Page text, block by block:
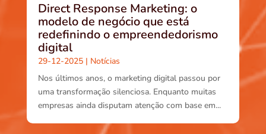
Direct Response Marketing: o
modelo de negócio que está
redefinindo o empreendedorismo
digital
29-12-2025| Notícias
Nos últimos anos, o marketing digital passou por
uma transformação silenciosa. Enquanto muitas
empresas ainda disputam atenção com base em...